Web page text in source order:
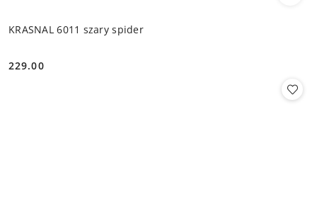
KRASNAL 6011 szary spider
Cena:
229.00